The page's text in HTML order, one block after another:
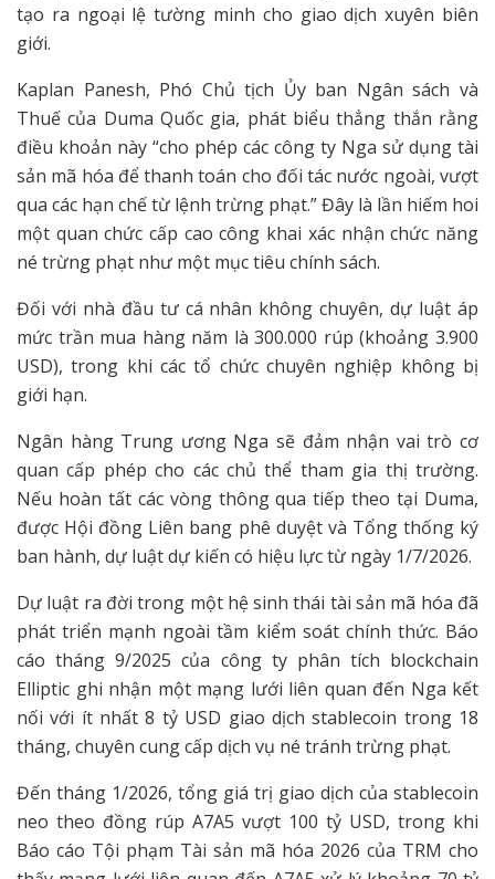
tạo ra ngoại lệ tường minh cho giao dịch xuyên biên
giới.
Kaplan Panesh, Phó Chủ tịch Ủy ban Ngân sách và
Thuế của Duma Quốc gia, phát biểu thẳng thắn rằng
điều khoản này “cho phép các công ty Nga sử dụng tài
sản mã hóa để thanh toán cho đối tác nước ngoài, vượt
qua các hạn chế từ lệnh trừng phạt.” Đây là lần hiếm hoi
một quan chức cấp cao công khai xác nhận chức năng
né trừng phạt như một mục tiêu chính sách.
Đối với nhà đầu tư cá nhân không chuyên, dự luật áp
mức trần mua hàng năm là 300.000 rúp (khoảng 3.900
USD), trong khi các tổ chức chuyên nghiệp không bị
giới hạn.
Ngân hàng Trung ương Nga sẽ đảm nhận vai trò cơ
quan cấp phép cho các chủ thể tham gia thị trường.
Nếu hoàn tất các vòng thông qua tiếp theo tại Duma,
được Hội đồng Liên bang phê duyệt và Tổng thống ký
ban hành, dự luật dự kiến có hiệu lực từ ngày 1/7/2026.
Dự luật ra đời trong một hệ sinh thái tài sản mã hóa đã
phát triển mạnh ngoài tầm kiểm soát chính thức. Báo
cáo tháng 9/2025 của công ty phân tích blockchain
Elliptic ghi nhận một mạng lưới liên quan đến Nga kết
nối với ít nhất 8 tỷ USD giao dịch stablecoin trong 18
tháng, chuyên cung cấp dịch vụ né tránh trừng phạt.
Đến tháng 1/2026, tổng giá trị giao dịch của stablecoin
neo theo đồng rúp A7A5 vượt 100 tỷ USD, trong khi
Báo cáo Tội phạm Tài sản mã hóa 2026 của TRM cho